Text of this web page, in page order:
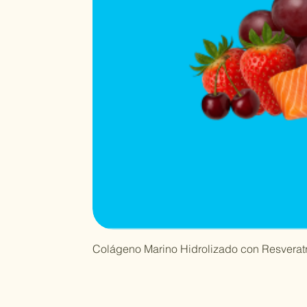
Colágeno Marino Hidrolizado con